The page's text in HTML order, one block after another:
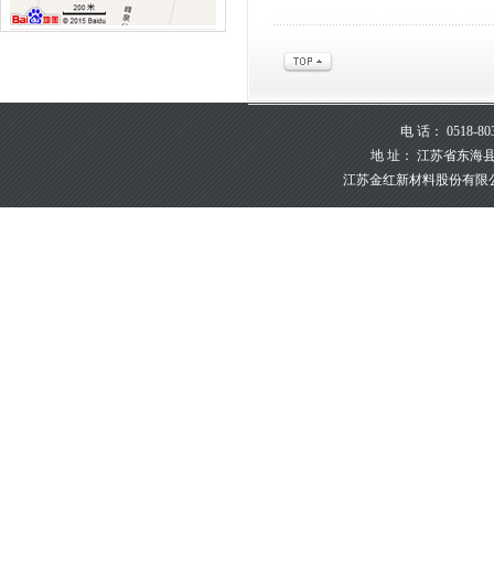
电 话： 0518-
地 址： 江苏省东海
江苏金红新材料股份有限